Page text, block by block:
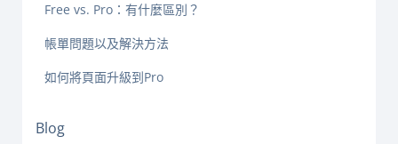
Free vs. Pro：有什麼區別？
帳單問題以及解決方法
如何將頁面升級到Pro
Blog